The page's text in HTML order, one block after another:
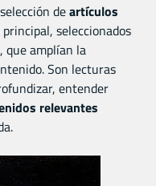
deartículos
seleccionados
que amplían la
Son lecturas
entender
relevantes